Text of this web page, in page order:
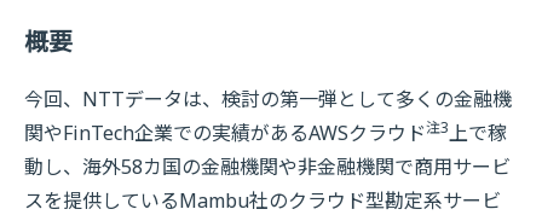
概要
今回、NTTデータは、検討の第一弾として多くの金融機
関やFinTech企業での実績があるAWSクラウド注3上で稼
動し、海外58カ国の金融機関や非金融機関で商用サービ
スを提供しているMambu社のクラウド型勘定系サービ